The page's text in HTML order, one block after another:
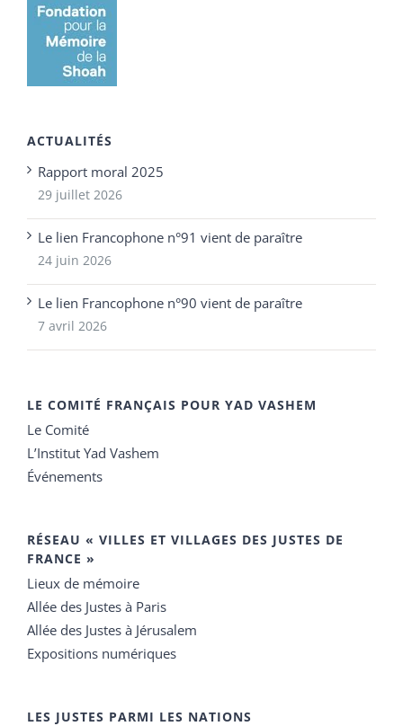
ACTUALITÉS
Rapport moral 2025
29 juillet 2026
Le lien Francophone n°91 vient de paraître
24 juin 2026
Le lien Francophone n°90 vient de paraître
7 avril 2026
LE COMITÉ FRANÇAIS POUR YAD VASHEM
Le Comité
L’Institut Yad Vashem
Événements
RÉSEAU « VILLES ET VILLAGES DES JUSTES DE
FRANCE »
Lieux de mémoire
Allée des Justes à Paris
Allée des Justes à Jérusalem
Expositions numériques
LES JUSTES PARMI LES NATIONS